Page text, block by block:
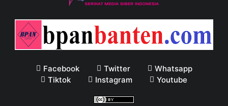
Facebook Twitter
Whatsapp
Tiktok
Instagram Youtube